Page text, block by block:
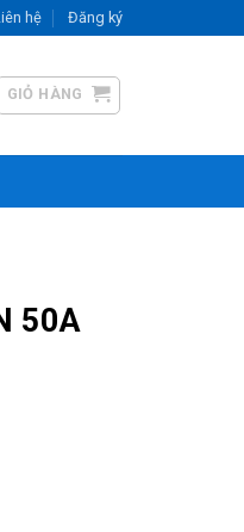
hệ Đăng ký
GIỎ HÀNG
50A